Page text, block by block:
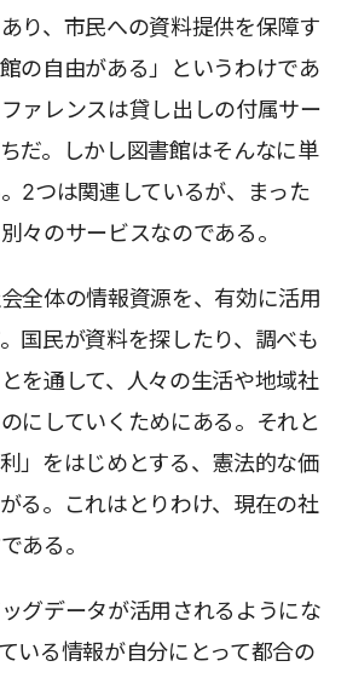
り、市民への資料提供を保障す
の自由がある」というわけであ
ァレンスは貸し出しの付属サー
だ。しかし図書館はそんなに単
2つは関連しているが、まった
々のサービスなのである。
全体の情報資源を、有効に活用
国民が資料を探したり、調べも
を通して、人々の生活や地域社
にしていくためにある。それと
」をはじめとする、憲法的な価
る。これはとりわけ、現在の社
ある。
グデータが活用されるようにな
いる情報が自分にとって都合の